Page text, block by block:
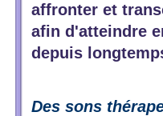
affronter et
afin d'atteindre
depuis
Des sons